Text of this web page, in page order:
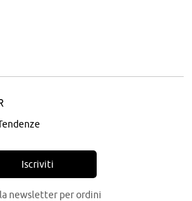
Iscriviti
newsletter per ordini